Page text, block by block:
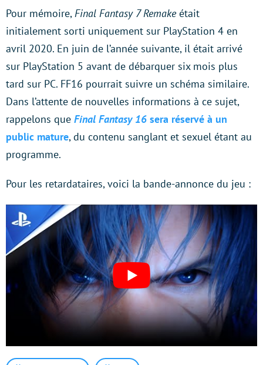
Pour mémoire,Final Fantasy 7 Remakeétait
initialement sorti uniquement sur PlayStation 4 en
avril 2020. En juin de l’année suivante, il était arrivé
sur PlayStation 5 avant de débarquer six mois plus
tard sur PC. FF16 pourrait suivre un schéma similaire.
Dans l’attente de nouvelles informations à ce sujet,
rappelons que Final Fantasy 16 sera réservé à un
public mature, du contenu sanglant et sexuel étant au
programme.
Pour les retardataires, voici la bande-annonce du jeu :